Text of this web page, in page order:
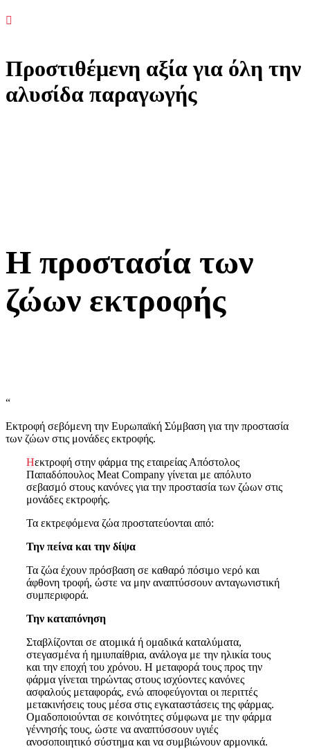
Προστιθέμενη αξία για όλη την
αλυσίδα παραγωγής
Η προστασία των
ζώων εκτροφής
“
Εκτροφή σεβόμενη την Ευρωπαϊκή Σύμβαση για την προστασία
των ζώων στις μονάδες εκτροφής.
Ηεκτροφή στην φάρμα της εταιρείας Απόστολος
Παπαδόπουλος Meat Company γίνεται με απόλυτο
σεβασμό στους κανόνες για την προστασία των ζώων στις
μονάδες εκτροφής.
Τα εκτρεφόμενα ζώα προστατεύονται από:
Την πείνα και την δίψα
Τα ζώα έχουν πρόσβαση σε καθαρό πόσιμο νερό και
άφθονη τροφή, ώστε να μην αναπτύσσουν ανταγωνιστική
συμπεριφορά.
Την καταπόνηση
Σταβλίζονται σε ατομικά ή ομαδικά καταλύματα,
στεγασμένα ή ημιυπαίθρια, ανάλογα με την ηλικία τους
και την εποχή του χρόνου. Η μεταφορά τους προς την
φάρμα γίνεται τηρώντας στους ισχύοντες κανόνες
ασφαλούς μεταφοράς, ενώ αποφεύγονται οι περιττές
μετακινήσεις τους μέσα στις εγκαταστάσεις της φάρμας.
Ομαδοποιούνται σε κοινότητες σύμφωνα με την φάρμα
γέννησής τους, ώστε να αναπτύσσουν υγιές
ανοσοποιητικό σύστημα και να συμβιώνουν αρμονικά.